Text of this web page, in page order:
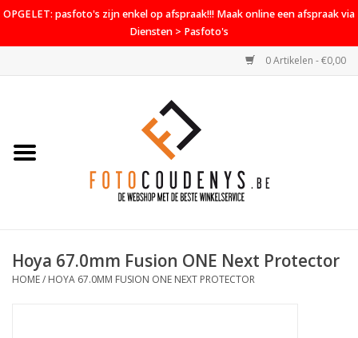
OPGELET: pasfoto's zijn enkel op afspraak!!! Maak online een afspraak via
Diensten > Pasfoto's
0 Artikelen - €0,00
Home
PROMO
Hoya 67.0mm Fusion ONE Next Protector
HOME/ HOYA 67.0MM FUSION ONE NEXT PROTECTOR